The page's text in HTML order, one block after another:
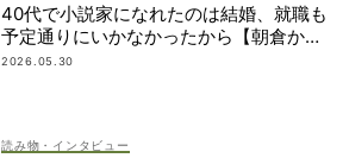
40代で小説家になれたのは結婚、就職も
予定通りにいかなかったから【朝倉かす
みさん】
2026.05.30
読み物・インタビュー